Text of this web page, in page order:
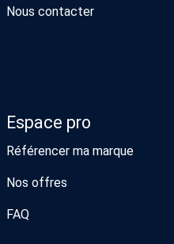
Nous contacter
Espace pro
Référencer ma marque
Nos offres
FAQ